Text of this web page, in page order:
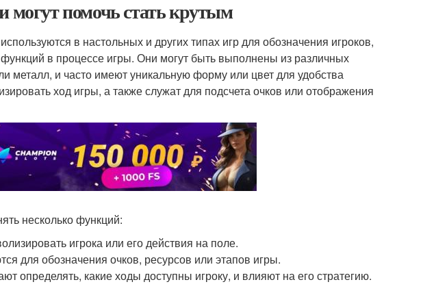
помочь стать крутым
в настольных и других типах игр для обозначения игроков,
в процессе игры. Они могут быть выполнены из различных
металл, и часто имеют уникальную форму или цвет для удобства
ход игры, а также служат для подсчета очков или отображения
несколько функций:
игрока или его действия на поле.
для обозначения очков, ресурсов или этапов игры.
определять, какие ходы доступны игроку, и влияют на его стратегию.